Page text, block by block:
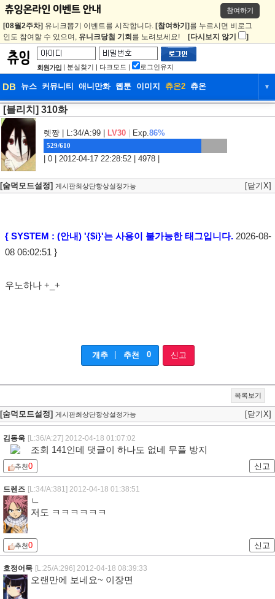
참여하기
[08월2주차] 유니크뽑기 이벤트를 시작합니다. [참여하기] 를 누르시면 비로그
인도 참여할 수 있으며, 유니크당첨 기회 를 노려보세요! [다시보지 않기 ]
회원가입 | 분실찾기 | 다크모드 | 로그인유지
DB 뉴스 커뮤니티 애니만화 웹툰 이미지 츄온2 츄온 ▼
DB
웹툰 이미지 츄온2
[블리치] 310화
렛쨩 | L:34/A:99 | LV30 Exp.86%
529/610
| 0 | 2012-04-17 22:28:52 | 4978 |
[숨덕모드설정] 게시판최상단항상설정가능 [닫기X]
{ SYSTEM : (안내) '{$i}'는 사용이 불가능한 태그입니다.2026-08-
08 06:02:51 }
우노하나 +_+
개추 추천 0 신고
목록보기
[숨덕모드설정] 게시판최상단항상설정가능 [닫기X]
김동욱 [L:36/A:27] 2012-04-18 01:07:02
조회 141인데 댓글이 하나도 없네 무플 방지
추천0 신고
드렌즈 [L:34/A:381] 2012-04-18 01:38:51
ㄴ
저도 ㅋㅋㅋㅋㅋㅋ
추천0 신고
호정어묵 [L:25/A:296] 2012-04-18 08:39:33
오랜만에 보네요~ 이장면